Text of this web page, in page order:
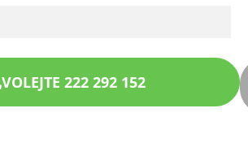
VOLEJTE 222 292 152